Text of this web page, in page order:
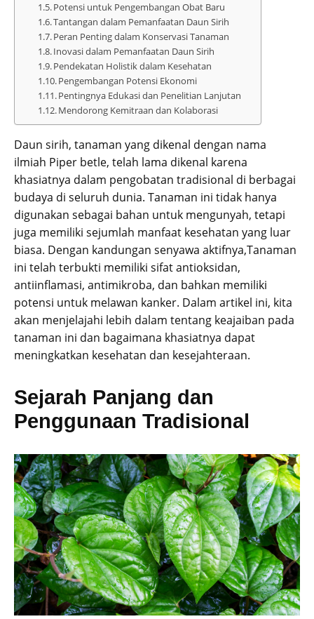
Potensi untuk Pengembangan Obat Baru
Tantangan dalam Pemanfaatan Daun Sirih
Peran Penting dalam Konservasi Tanaman
Inovasi dalam Pemanfaatan Daun Sirih
Pendekatan Holistik dalam Kesehatan
Pengembangan Potensi Ekonomi
Pentingnya Edukasi dan Penelitian Lanjutan
Mendorong Kemitraan dan Kolaborasi
Daun sirih, tanaman yang dikenal dengan nama
ilmiah Piper betle, telah lama dikenal karena
khasiatnya dalam pengobatan tradisional di berbagai
budaya di seluruh dunia. Tanaman ini tidak hanya
digunakan sebagai bahan untuk mengunyah, tetapi
juga memiliki sejumlah manfaat kesehatan yang luar
biasa. Dengan kandungan senyawa aktifnya,Tanaman
ini telah terbukti memiliki sifat antioksidan,
antiinflamasi, antimikroba, dan bahkan memiliki
potensi untuk melawan kanker. Dalam artikel ini, kita
akan menjelajahi lebih dalam tentang keajaiban pada
tanaman ini dan bagaimana khasiatnya dapat
meningkatkan kesehatan dan kesejahteraan.
Sejarah Panjang dan
Penggunaan Tradisional